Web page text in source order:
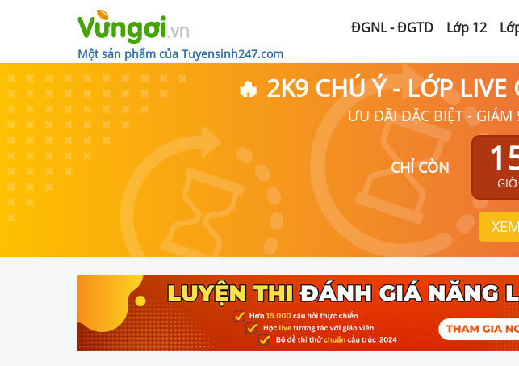
Một sản phẩm của Tuyensinh247.com
ĐGNL - ĐGTD Lớp 12
🔥 2K9 CHÚ Ý - LỚP
ƯU ĐÃI ĐẶC BIỆT - GIẢM
CHỈ CÒN
GIỜ